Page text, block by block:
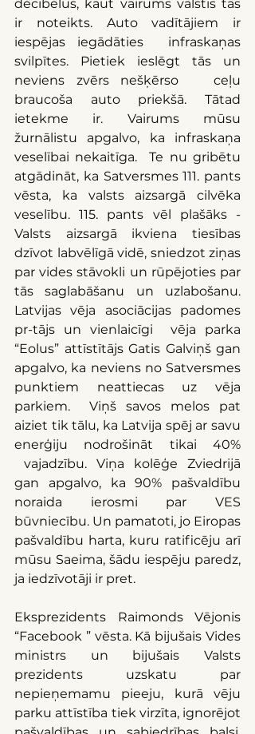
decibelus, kaut vairums valstīs tas
ir noteikts. Auto vadītājiem ir
iespējas iegādāties  infraskaņas
svilpītes. Pietiek ieslēgt tās un
neviens zvērs nešķērso   ceļu
braucoša auto priekšā. Tātad
ietekme ir. Vairums mūsu
žurnālistu apgalvo, ka infraskaņa
veselībai nekaitīga.  Te nu gribētu
atgādināt, ka Satversmes 111. pants
vēsta, ka valsts aizsargā cilvēka
veselību. 115. pants vēl plašāks -
Valsts aizsargā ikviena tiesības
dzīvot labvēlīgā vidē, sniedzot ziņas
par vides stāvokli un rūpējoties par
tās saglabāšanu un uzlabošanu.
Latvijas vēja asociācijas padomes
pr-tājs un vienlaicīgi  vēja parka
“Eolus” attīstītājs Gatis Galviņš gan
apgalvo, ka neviens no Satversmes
punktiem neattiecas uz vēja
parkiem.  Viņš savos melos pat
aiziet tik tālu, ka Latvija spēj ar savu
enerģiju nodrošināt tikai 40%
vajadzību. Viņa kolēģe Zviedrijā
gan apgalvo, ka 90% pašvaldību
noraida ierosmi par VES
būvniecību. Un pamatoti, jo Eiropas
pašvaldību harta, kuru ratificēju arī
mūsu Saeima, šādu iespēju paredz,
ja iedzīvotāji ir pret.
Eksprezidents Raimonds Vējonis
“Facebook ” vēsta. Kā bijušais Vides
ministrs un bijušais Valsts
prezidents uzskatu par
nepieņemamu pieeju, kurā vēju
parku attīstība tiek virzīta, ignorējot